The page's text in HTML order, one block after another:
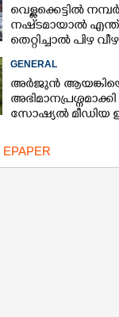
വെള്ളക്കെട്ടിൽ നമ്പർ
നഷ്‌ടമായാൽ എന്ത്
തെറ്റിച്ചാൽ പിഴ
GENERAL
അർജുൻ
സാേഷ്യൽ മീഡിയ
EPAPER